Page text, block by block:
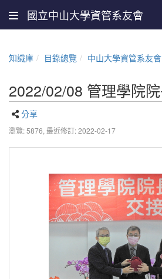
國立中山大學資管系友會
知識庫 目錄總覽 中山大學資管系友
2022/02/08 管理學院
分享
瀏覽: 5876, 最近修訂: 2022-02-17